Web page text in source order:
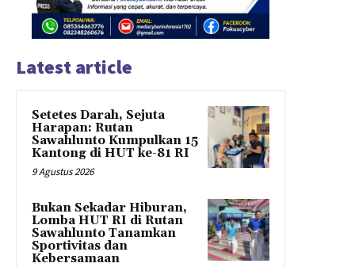
Latest article
Setetes Darah, Sejuta
Harapan: Rutan
Sawahlunto Kumpulkan 15
Kantong di HUT ke-81 RI
9 Agustus 2026
Bukan Sekadar Hiburan,
Lomba HUT RI di Rutan
Sawahlunto Tanamkan
Sportivitas dan
Kebersamaan